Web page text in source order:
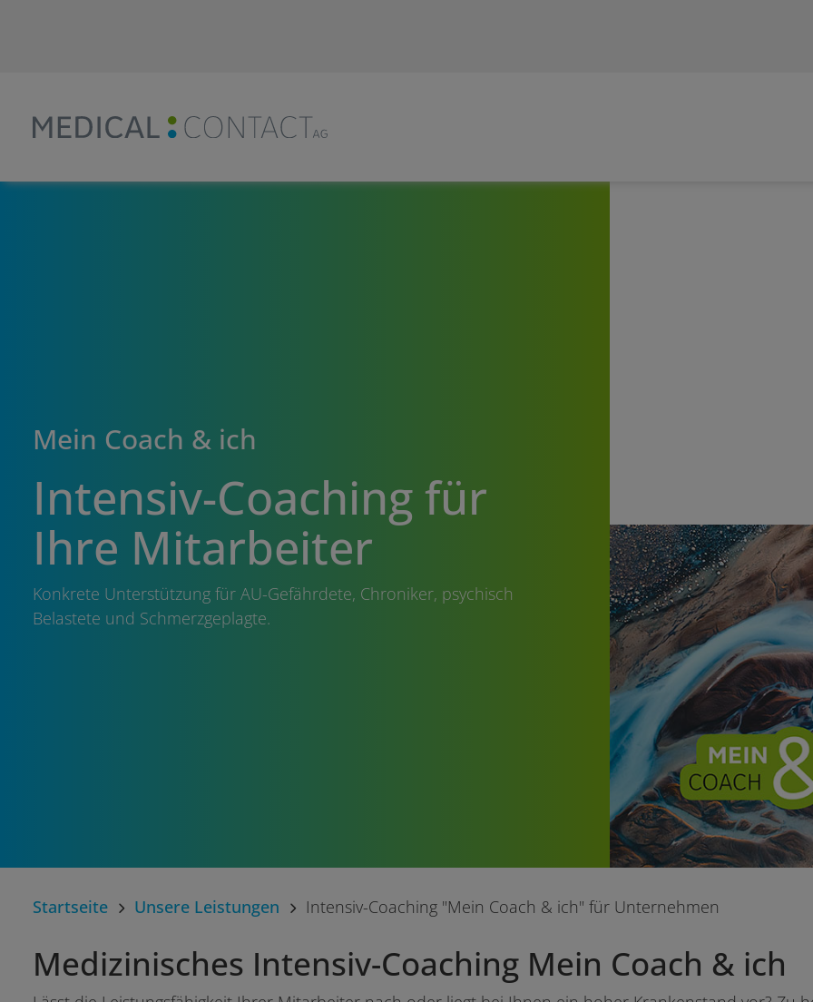
Mein Coach & ich
Intensiv-Coaching für
Ihre Mitarbeiter
Konkrete Unterstützung für AU-Gefährdete, Chroniker, psychisch
Belastete und Schmerzgeplagte.
Startseite Unsere Leistungen Intensiv-Coaching "Mein Coach & ich" für Unternehmen
Medizinisches Intensiv-Coaching Mein Coach & ich